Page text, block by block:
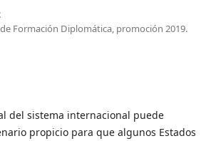
Formación Diplomática, promoción 2019.
del sistema internacional puede
propicio para que algunos Estados